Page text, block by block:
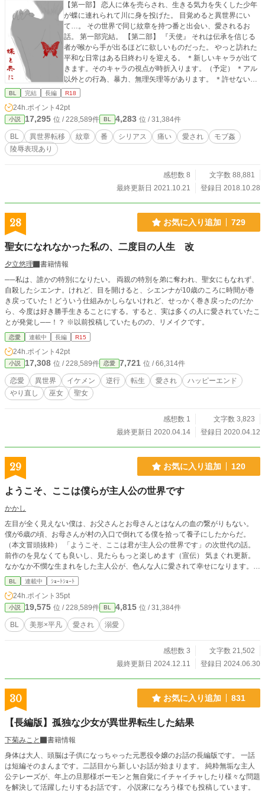
【第一部】 恋人に体を売らされ、生きる気力を失くした少年
が蝶に連れられて川に身を投げた。 目覚めると異世界にい
て…。 その世界で同じ紋章を持つ番と出会い、愛されるお
話。 第一部完結。 【第二部】 『天使』 それは伝承を信じる
者が喉から手が出るほどに欲しいものだった。 やっと訪れた
平和な日常はある日終わりを迎える。 ＊新しいキャラが出て
きます。そのキャラの視点が時折入ります。（予定） ＊アル
以外との行為、暴力、無理矢理等があります。 ＊許せないと
いう方は、第一部で完だと思って頂けると幸いです。
BL 完結 長編 R18
24h.ポイント 42pt
小説 17,295 位 / 228,589件 BL 4,283 位 / 31,384件
BL 異世界転移 紋章 番 シリアス 痛い 愛され
モブ姦
陵辱表現あり
感想数 8
文字数 88,881
最終更新日 2021.10.21
登録日 2018.10.28
28 お気に入り追加 729
聖女になれなかった私の、二度目の人生 改
夕立悠理
書籍情報
──私は、誰かの特別になりたい。 両親の特別を弟に奪われ、聖女にもなれず、
自殺したシエンナ。けれど、目を開けると、シエンナが10歳のころに時間が巻
き戻っていた！どういう仕組みかしらないけれど、せっかく巻き戻ったのだか
ら、今度は好き勝手生きることにする。すると、実は多くの人に愛されていたこ
とが発覚し──！？ ※以前投稿していたものの、リメイクです。
恋愛 連載中 長編 R15
24h.ポイント 42pt
小説 17,308 位 / 228,589件 恋愛 7,721 位 / 66,314件
恋愛 異世界 イケメン 逆行 転生 愛され
ハッピーエンド
やり直し
巫女 聖女
感想数 1
文字数 3,823
最終更新日 2020.04.14
登録日 2020.04.12
29 お気に入り追加 120
ようこそ、ここは僕らが主人公の世界です
かかし
左目が全く見えない僕は、お父さんとお母さんとはなんの血の繋がりもない。
僕が6歳の頃、お母さんが村の入口で倒れてる僕を拾って養子にしたからだ。
（本文冒頭抜粋） 「ようこそ、ここは君が主人公の世界です」の次世代の話。
前作のを見なくても良いし、見たらもっと楽しめます（宣伝） 気まぐれ更新。
なかなか不憫な生まれをした主人公が、色んな人に愛されて幸せになります。 B
がLをするまでは少し時間が掛かる予定ですので、お付き合いくださると幸いで
す。
BL 連載中 ｼｮｰﾄｼｮｰﾄ
24h.ポイント 35pt
小説 19,575 位 / 228,589件 BL 4,815 位 / 31,384件
BL 美形×平凡 愛され 溺愛
感想数 3
文字数 21,502
最終更新日 2024.12.11
登録日 2024.06.30
30 お気に入り追加 831
【長編版】孤独な少女が異世界転生した結果
下菊みこと
書籍情報
身体は大人、頭脳は子供になっちゃった元悪役令嬢のお話の長編版です。 一話
は短編そのまんまです。二話目から新しいお話が始まります。 純粋無垢な主人
公テレーズが、年上の旦那様ボーモンと無自覚にイチャイチャしたり様々な問題
を解決して活躍したりするお話です。 小説家になろう様でも投稿しています。